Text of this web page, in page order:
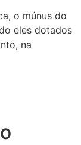
o múnus do
eles dotados
na